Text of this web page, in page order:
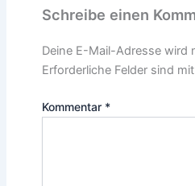
Schreibe einen
Deine E-Mail-Adresse wird
Erforderliche Felder sind mit
Kommentar *